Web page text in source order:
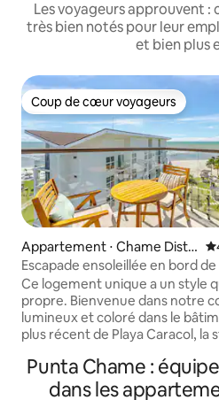
Les voyageurs approuvent
très bien notés pour leur
et bien plus
Coup de cœur voyageurs
Coup de cœur voyageurs
Appartement ⋅ Chame Distri
ct
Escapade ensoleillée en bord
(6 h)
Ce logement unique a un style
propre. Bienvenue dans notre
lumineux et coloré dans le
plus récent de Playa Caracol, la
Panama Oeste. Bénéficiant de plages de
sable blanc qui s'étendent sur
Punta Chame :
dans les